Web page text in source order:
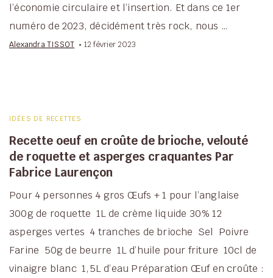
l’économie circulaire et l’insertion. Et dans ce 1er
numéro de 2023, décidément très rock, nous …
Alexandra TISSOT 12 février 2023
IDÉES DE RECETTES
Recette oeuf en croûte de brioche, velouté
de roquette et asperges craquantes Par
Fabrice Laurençon
Pour 4 personnes 4 gros Œufs + 1 pour l’anglaise
300g de roquette 1L de crème liquide 30% 12
asperges vertes 4 tranches de brioche Sel Poivre
Farine 50g de beurre 1L d’huile pour friture 10cl de
vinaigre blanc 1,5L d’eau Préparation Œuf en croûte :